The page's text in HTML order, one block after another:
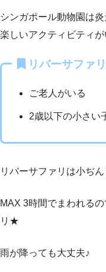
シンガポール動物園は
楽しいアクティビティ
リバーサファ
ご老人がいる
2歳以下の小さい
リバーサファリは小ぢ
MAX 3時間でまわれる
リ★
雨が降っても大丈夫♪